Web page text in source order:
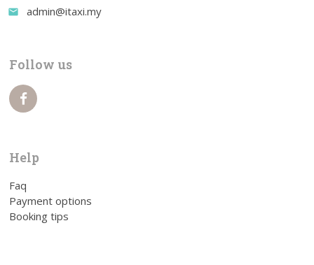
email admin@itaxi.my
Follow us
Help
Faq
Payment options
Booking tips